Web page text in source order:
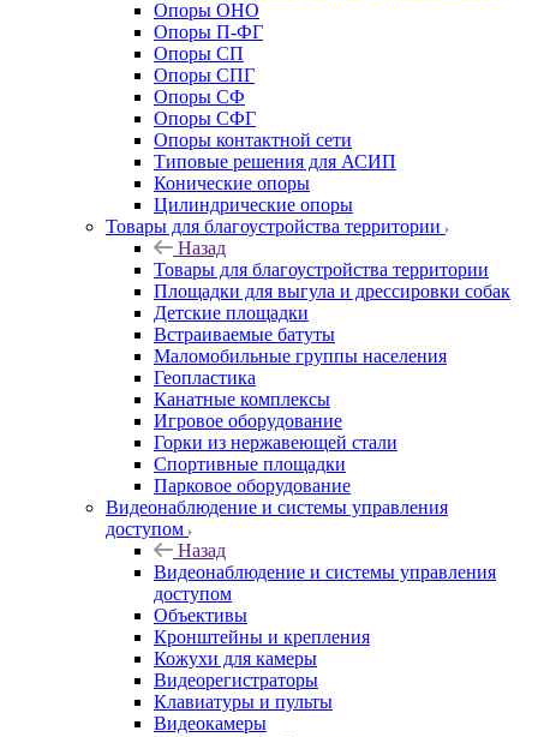
Опоры ОНО
Опоры П-ФГ
Опоры СП
Опоры СПГ
Опоры СФ
Опоры СФГ
Опоры контактной сети
Типовые решения для АСИП
Конические опоры
Цилиндрические опоры
Товары для благоустройства территории
Назад
Товары для благоустройства территории
Площадки для выгула и дрессировки собак
Детские площадки
Встраиваемые батуты
Маломобильные группы населения
Геопластика
Канатные комплексы
Игровое оборудование
Горки из нержавеющей стали
Спортивные площадки
Парковое оборудование
Видеонаблюдение и системы управления
доступом
Назад
Видеонаблюдение и системы управления
доступом
Объективы
Кронштейны и крепления
Кожухи для камеры
Видеорегистраторы
Клавиатуры и пульты
Видеокамеры